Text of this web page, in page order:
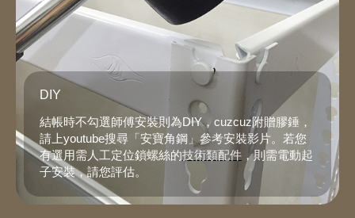
DIY
結帳時不勾選師傅安裝則為DIY，cuzcuz附贈膠錘，
請上youtube搜尋「安寶角鋼」參考安裝影片。若您
有選用需人工定位鎖螺絲的技術類配件 ，則需電動起
子安裝，請您評估。